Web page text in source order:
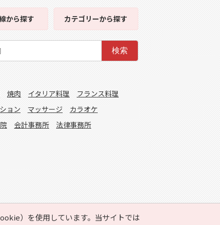
）を使用しています。当サイトでは
から探す カテゴリーから探す
検索
焼肉 イタリア料理
フランス料理
ョン マッサージ
カラオケ
会計事務所 法律事務所